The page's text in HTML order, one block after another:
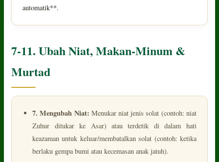
automatik**.
7-11. Ubah Niat, Makan-Minum &
Murtad
7. Mengubah Niat: Menukar niat jenis solat (contoh: niat
Zuhur ditukar ke Asar) atau terdetik di dalam hati
keazaman untuk keluar/membatalkan solat (contoh: ketika
berlaku gempa bumi atau kecemasan anak jatuh).